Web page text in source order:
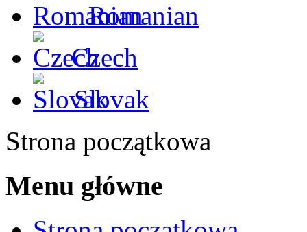
Romanian
Czech
Slovak
Strona początkowa
Menu główne